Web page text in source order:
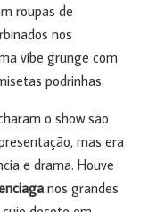
roupas de
nos
vibe grunge com
podrinhas.
o show são
mas era
e drama. Houve
nos grandes